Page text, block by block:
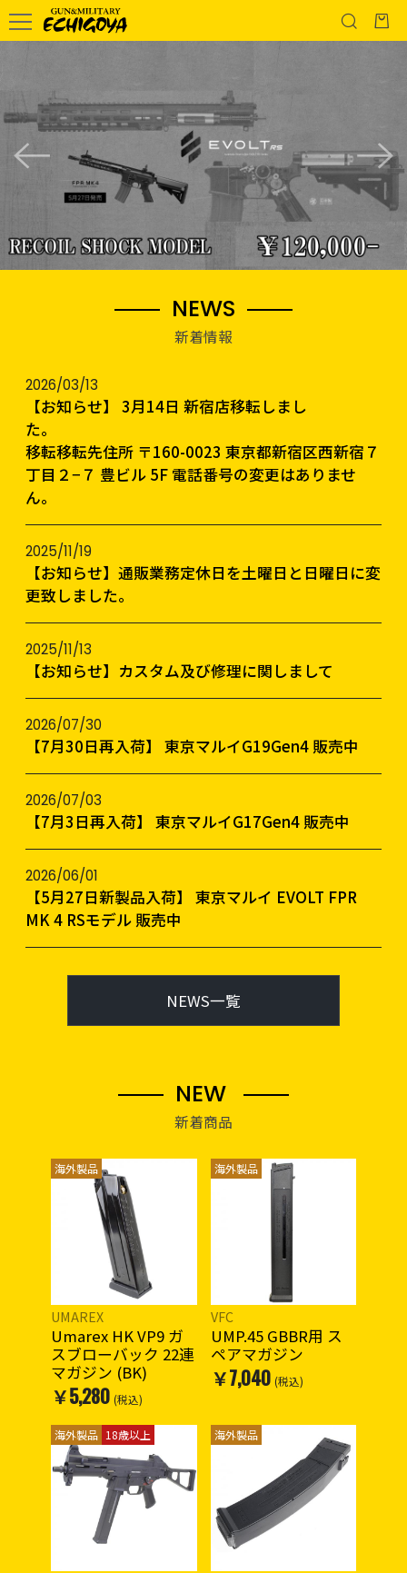
NEWS
新着情報
2026/03/13
【お知らせ】 3月14日 新宿店移転しまし
移転移転先住所 〒160-0023 東京都新宿区西新宿７
丁目２−７ 豊ビル 5F 電話番号の変更はありませ
ん。
2025/11/19
【お知らせ】通販業務定休日を土曜日と日曜日に変
更致しました。
2025/11/13
【お知らせ】カスタム及び修理に関しまして
2026/07/30
【7月30日再入荷】 東京マルイG19Gen4 販売中
2026/07/03
【7月3日再入荷】 東京マルイG17Gen4 販売中
2026/06/01
【5月27日新製品入荷】 東京マルイ EVOLT FPR
MK 4 RSモデル 販売中
NEWS一覧
NEW
新着商品
海外製品
UMAREX
Umarex HK VP9 ガ
スブローバック 22連
マガジン (BK)
￥5,280 (税込)
海外製品
VFC
UMP.45 GBBR用 ス
ペアマガジン
￥7,040 (税込)
海外製品 18歳以上 海外製品